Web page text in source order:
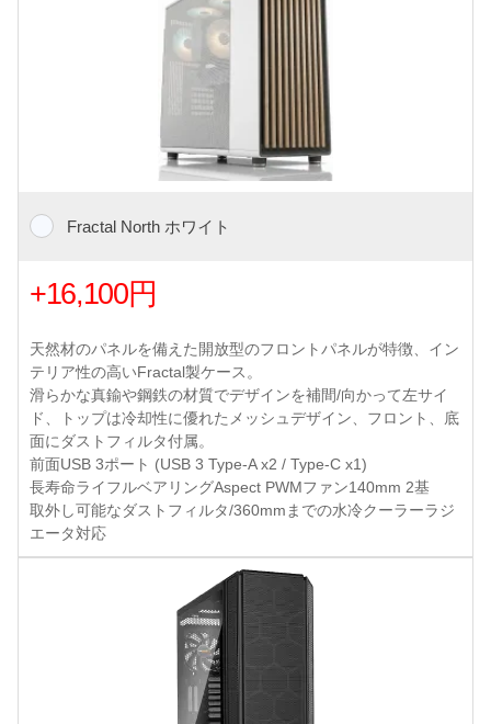
Fractal North ホワイト
+16,100円
天然材のパネルを備えた開放型のフロントパネルが特徴、イン
テリア性の高いFractal製ケース。
滑らかな真鍮や鋼鉄の材質でデザインを補間/向かって左サイ
ド、トップは冷却性に優れたメッシュデザイン、フロント、底
面にダストフィルタ付属。
前面USB 3ポート (USB 3 Type-A x2 / Type-C x1)
長寿命ライフルベアリングAspect PWMファン140mm 2基
取外し可能なダストフィルタ/360mmまでの水冷クーラーラジ
エータ対応